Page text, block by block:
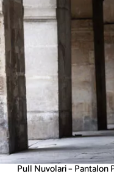
Pull Nuvolari – Pantalon